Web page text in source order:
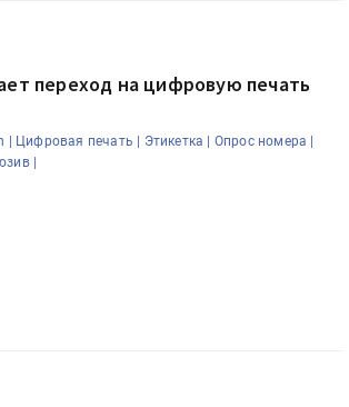
переход на цифровую печать
Цифровая печать | Этикетка |
Опрос номера |
|